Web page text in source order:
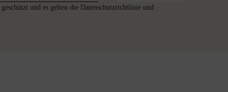
und es gelten die Datenschutzrichtlinie und